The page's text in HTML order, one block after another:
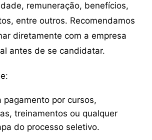
remuneração, benefícios,
entre outros. Recomendamos
diretamente com a empresa
antes de se candidatar.
pagamento por cursos,
treinamentos ou qualquer
do processo seletivo.